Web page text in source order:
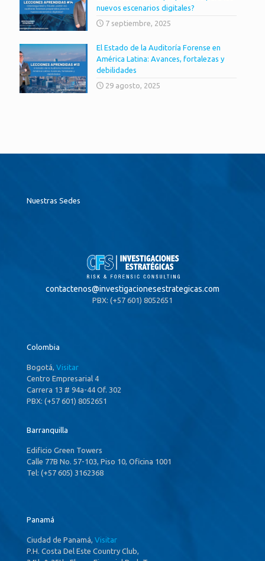
nuevos escenarios digitales?
7 septiembre, 2025
El Estado de la Auditoría Forense en
América Latina: Avances, fortalezas y
debilidades
29 agosto, 2025
Nuestras Sedes
contactenos@investigacionesestrategicas.com
PBX: (+57 601) 8052651
Colombia
Bogotá, Visitar
Centro Empresarial 4
Carrera 13 # 94a-44 Of. 302
PBX: (+57 601) 8052651
Barranquilla
Edificio Green Towers
Calle 77B No. 57-103, Piso 10, Oficina 1001
Tel: (+57 605) 3162368
Panamá
Ciudad de Panamá, Visitar
P.H. Costa Del Este Country Club,